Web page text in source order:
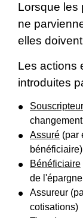
Lorsque les
ne
elles
Les actions
introduites
Souscripteur
Assuré (par
bénéficiaire)
Bénéficiaire
de
Assureur
cotisations)